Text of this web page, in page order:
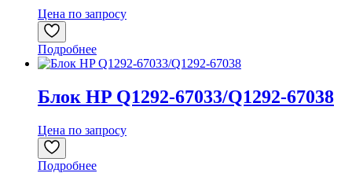
Цена по запросу
Подробнее
Блок HP Q1292-67033/Q1292-67038
Цена по запросу
Подробнее